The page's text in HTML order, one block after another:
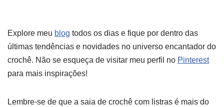
Explore meu blog todos os dias e fique por dentro das
últimas tendências e novidades no universo encantador do
crochê. Não se esqueça de visitar meu perfil no Pinterest
para mais inspirações!
Lembre-se de que a saia de crochê com listras é mais do